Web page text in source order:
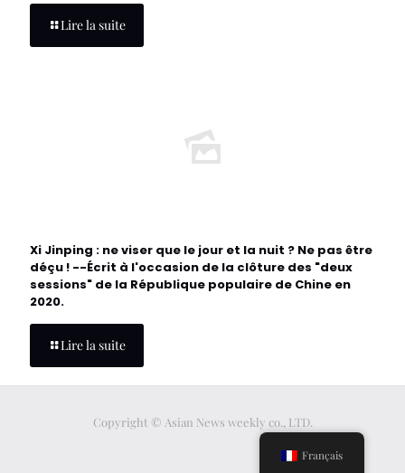
Lire la suite
Xi Jinping : ne viser que le jour et la nuit ? Ne pas être
déçu ! --Écrit à l'occasion de la clôture des "deux
sessions" de la République populaire de Chine en
2020.
Lire la suite
Copyright © Asian News weekly co., LTD.
Français